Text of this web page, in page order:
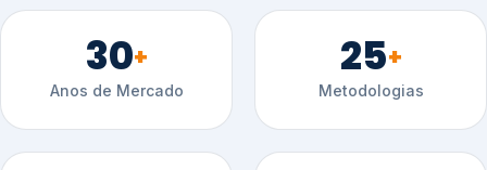
30+
Anos de Mercado
25+
Metodologias